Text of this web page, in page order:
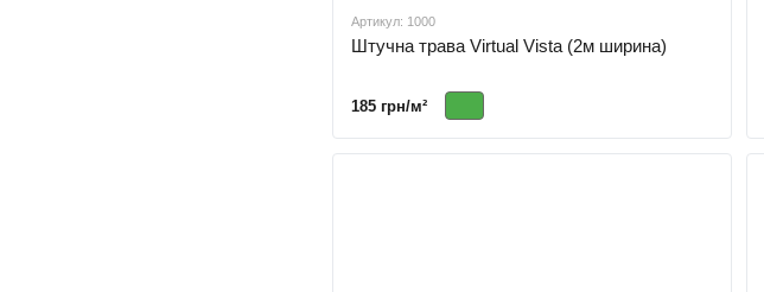
Артикул: 1000
Штучна трава Virtual Vista (2м ширина)
185 грн/м²